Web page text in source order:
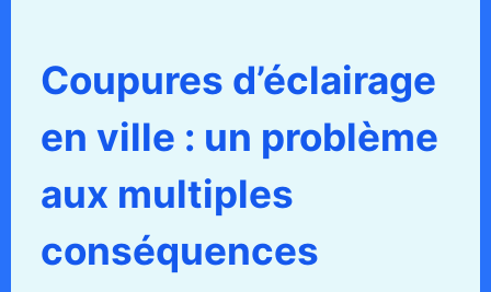
Coupures d’éclairage
en ville : un problème
aux multiples
conséquences